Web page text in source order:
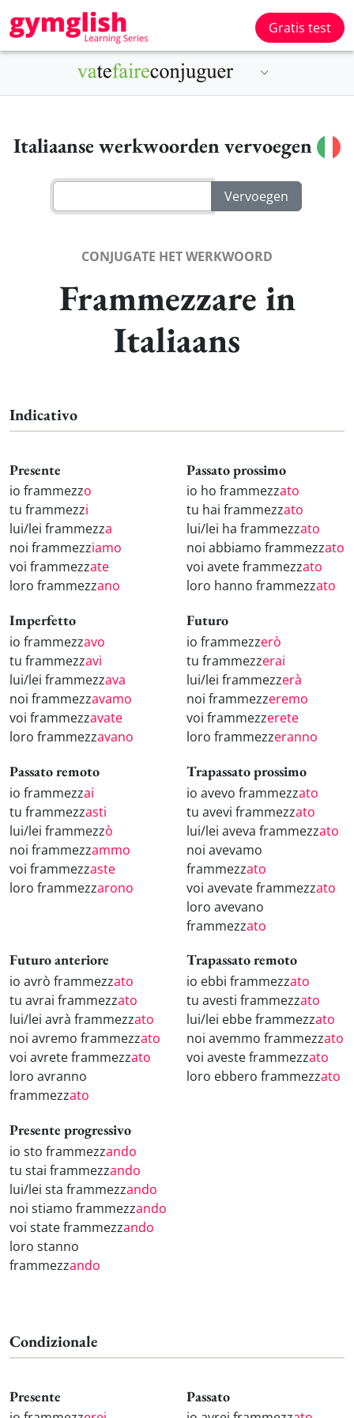
Gratis test
Italiaanse werkwoorden vervoegen
CONJUGATE HET WERKWOORD
Frammezzare in
Italiaans
Indicativo
Presente
io frammezzo
tu frammezzi
lui/lei frammezza
noi frammezziamo
voi frammezzate
loro frammezzano
Passato prossimo
io ho frammezzato
tu hai frammezzato
lui/lei ha frammezzato
noi abbiamo frammezzato
voi avete frammezzato
loro hanno frammezzato
Imperfetto
io frammezzavo
tu frammezzavi
lui/lei frammezzava
noi frammezzavamo
voi frammezzavate
loro frammezzavano
Futuro
io frammezzerò
tu frammezzerai
lui/lei frammezzerà
noi frammezzeremo
voi frammezzerete
loro frammezzeranno
Passato remoto
io frammezzai
tu frammezzasti
lui/lei frammezzò
noi frammezzammo
voi frammezzaste
loro frammezzarono
Trapassato prossimo
io avevo frammezzato
tu avevi frammezzato
lui/lei aveva frammezzato
noi avevamo
frammezzato
voi avevate frammezzato
loro avevano
frammezzato
Futuro anteriore
io avrò frammezzato
tu avrai frammezzato
lui/lei avrà frammezzato
noi avremo frammezzato
voi avrete frammezzato
loro avranno
frammezzato
Trapassato remoto
io ebbi frammezzato
tu avesti frammezzato
lui/lei ebbe frammezzato
noi avemmo frammezzato
voi aveste frammezzato
loro ebbero frammezzato
Presente progressivo
io sto frammezzando
tu stai frammezzando
lui/lei sta frammezzando
noi stiamo frammezzando
voi state frammezzando
loro stanno
frammezzando
Condizionale
Presente Passato